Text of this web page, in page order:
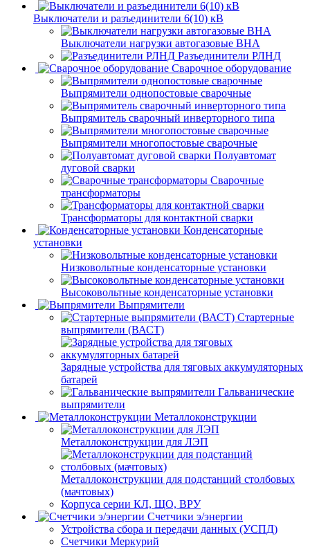
Выключатели и разъединители 6(10) кВ
Выключатели нагрузки автогазовые ВНА
Разъединители РЛНД
Сварочное оборудование
Выпрямители однопостовые сварочные
Выпрямитель сварочный инверторного типа
Выпрямители многопостовые сварочные
Полуавтомат
дуговой сварки
Сварочные
трансформаторы
Трансформаторы для контактной сварки
Конденсаторные
установки
Низковольтные конденсаторные установки
Высоковольтные конденсаторные установки
Выпрямители
Стартерные
выпрямители (ВАСТ)
Зарядные устройства для тяговых аккумуляторных
батарей
Гальванические
выпрямители
Металлоконструкции
Металлоконструкции для ЛЭП
Металлоконструкции для подстанций столбовых
(мачтовых)
Корпуса серии КЛ, ЩО, ВРУ
Счетчики э/энергии
Устройства сбора и передачи данных (УСПД)
Счетчики Меркурий